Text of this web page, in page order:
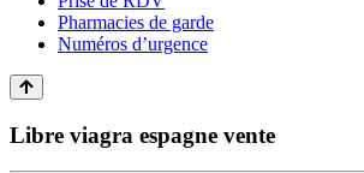
Pharmacies de garde
Numéros d’urgence
Libre viagra espagne vente